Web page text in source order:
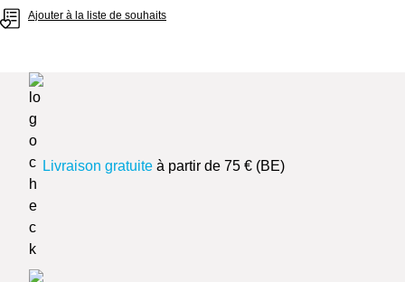
Ajouter à la liste de souhaits
Livraison gratuite à partir de 75 € (BE)